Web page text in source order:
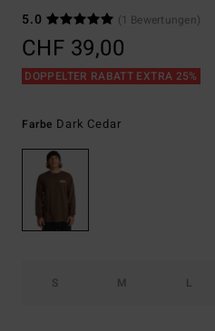
5.0
(1 Bewertungen)
CHF 39,00
DOPPELTER RABATT EXTRA 25%
Farbe Dark Cedar
S M L